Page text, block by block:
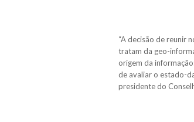
“A decisão de reunir
tratam da geo-
origem da
de avaliar o estado-
presidente do